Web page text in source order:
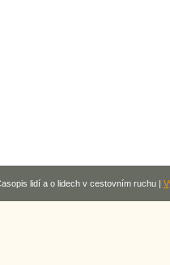
lidí a o lidech v cestovním ruchu |